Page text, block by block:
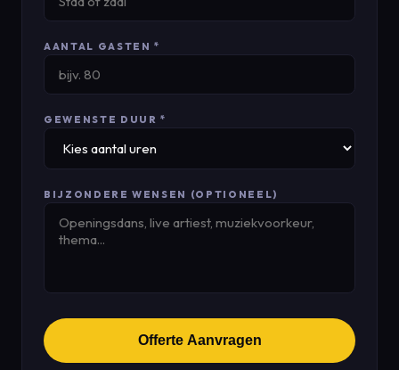
AANTAL GASTEN *
GEWENSTE DUUR *
BIJZONDERE WENSEN (OPTIONEEL)
Offerte Aanvragen